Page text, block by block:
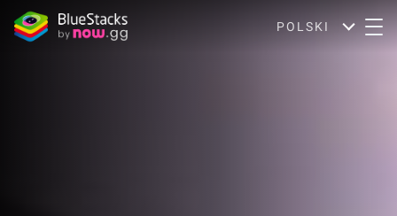
POLSKI